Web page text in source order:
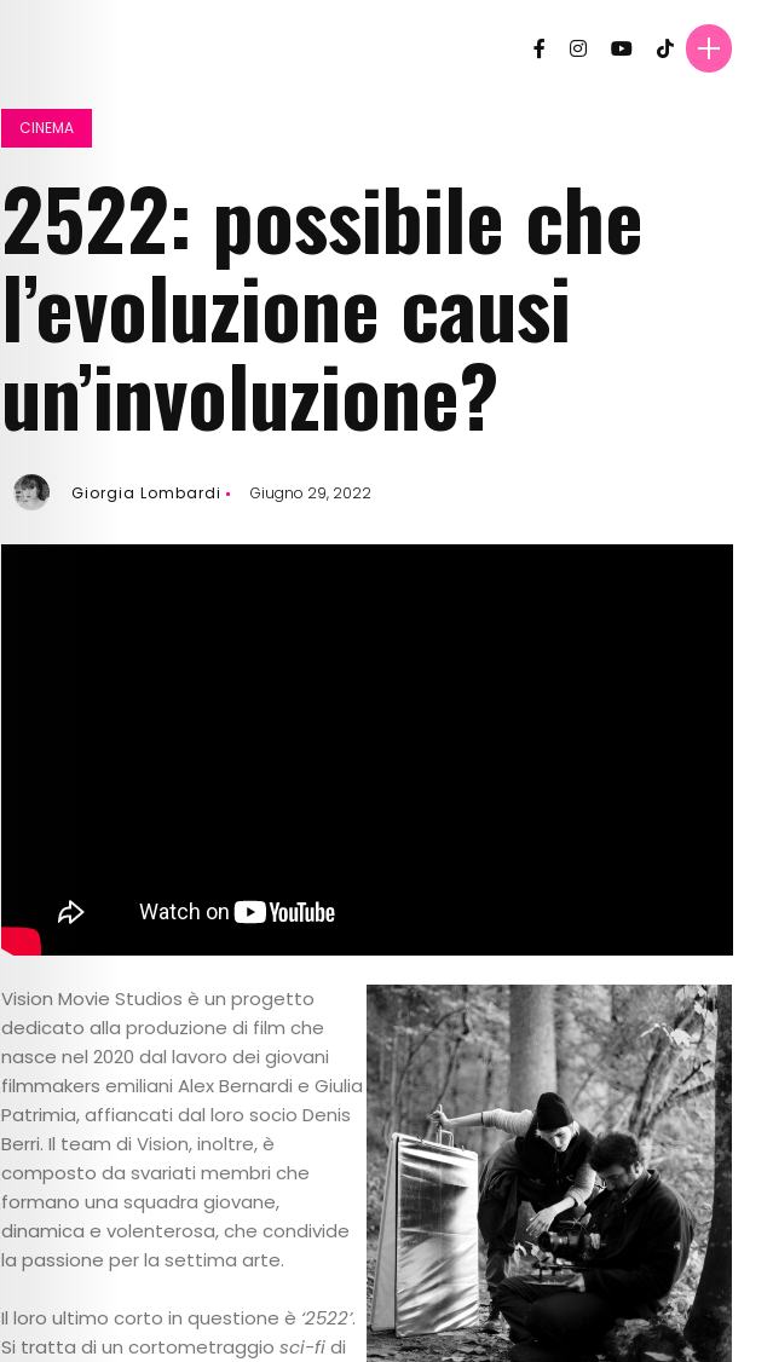
CINEMA
2522: possibile che
l’evoluzione causi
un’involuzione?
Giorgia Lombardi Giugno 29, 2022
Vision Movie Studios è un progetto
dedicato alla produzione di film che
nasce nel 2020 dal lavoro dei giovani
filmmakers emiliani Alex Bernardi e Giulia
Patrimia, affiancati dal loro socio Denis
Berri. Il team di Vision, inoltre, è
composto da svariati membri che
formano una squadra giovane,
dinamica e volenterosa, che condivide
la passione per la settima arte.
Il loro ultimo corto in questione è ‘2522’.
Si tratta di un cortometraggio sci-fidi